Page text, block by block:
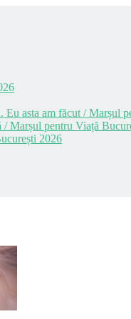
Eu asta am făcut / Marșul
/ Marșul pentru Viață
2026